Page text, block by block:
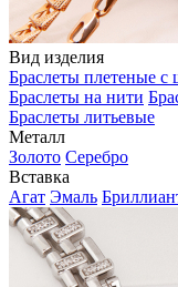
Вид изделия
Браслеты плетеные с
Браслеты на нити
Браслеты литьевые
Металл
Золото Серебро
Вставка
Агат Эмаль